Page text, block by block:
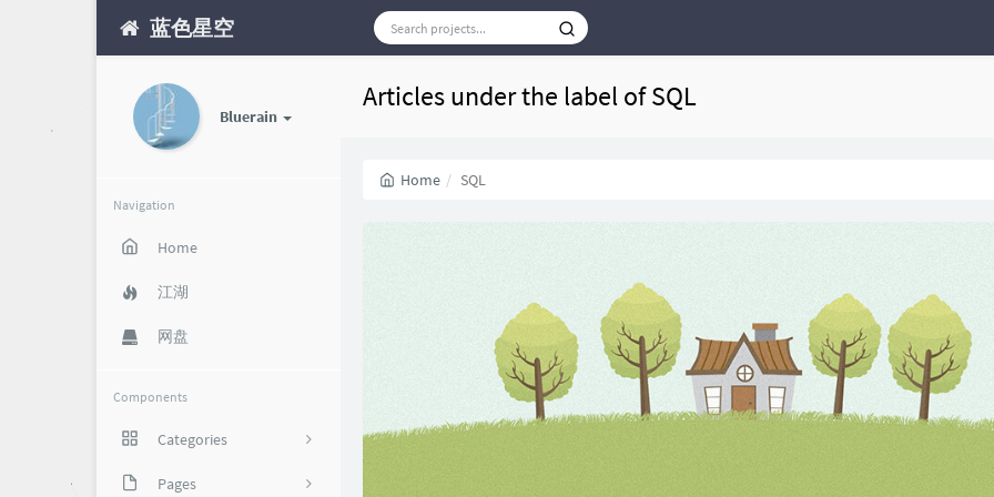
蓝色星空
Bluerain
Navigation
Home
江湖
网盘
Components
Categories
85
攻略福利
Pages
Articles under the label of SQL
Home SQL